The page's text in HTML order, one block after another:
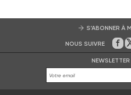
S’ABONNER À
NOUS SUIVRE
NEWSLETTER